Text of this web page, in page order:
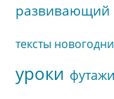
развивающий
тексты
уроки футажи